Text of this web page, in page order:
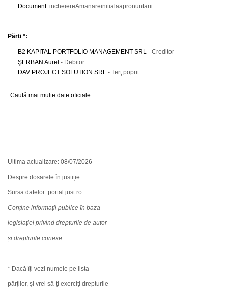
Document: incheiereAmanareinitialaapronuntarii
Părți *:
B2 KAPITAL PORTFOLIO MANAGEMENT SRL - Creditor
ŞERBAN Aurel - Debitor
DAV PROJECT SOLUTION SRL - Terţ poprit
Caută mai multe date oficiale:
Ultima actualizare: 08/07/2026
Despre dosarele în justiție
Sursa datelor: portal.just.ro
Conține informații publice în baza
legislației privind drepturile de autor
și drepturile conexe
* Dacă îți vezi numele pe lista
părților, și vrei să-ți exerciți drepturile